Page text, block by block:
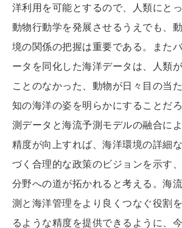
洋利用を可能とするので、人類にとっ
動物行動学を発展させるうえでも、
境の関係の把握は重要である。また
ータを同化した海洋データは、人類
ことのなかった、動物が日々目の当
知の海洋の姿を明らかにすることだ
測データと海流予測モデルの融合に
精度が向上すれば、海洋環境の詳細
づく合理的な政策のビジョンを示す
分野への道が拓かれると考える。海
測と海洋管理をより良くつなぐ役割
るような精度を提供できるように、